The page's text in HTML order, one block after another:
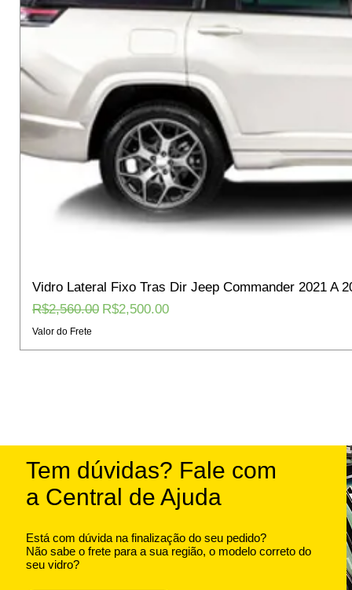
Vidro Lateral Fixo Tras Dir Jeep Commander 2021 A
Regular Price
R$2,560.00 Sale Price
R$2,500.00
Valor do Frete
Tem dúvidas? Fale com
a Central de Ajuda
Está com dúvida na finalização do seu pedido?
Não sabe o frete para a sua região, o modelo correto do
seu vidro?